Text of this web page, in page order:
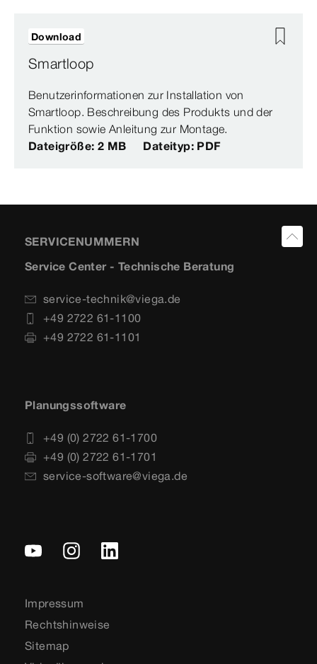
Smartloop
Benutzerinformationen zur Installation von
Smartloop. Beschreibung des Produkts und der
Funktion sowie Anleitung zur Montage.
Dateigröße: 2 MB
Dateityp: PDF
Download
SERVICENUMMERN
Service Center - Technische Beratung
service-technik@viega.de
+49 2722 61-1100
+49 2722 61-1101
Planungssoftware
+49 (0) 2722 61-1700
+49 (0) 2722 61-1701
service-software@viega.de
Impressum
Rechtshinweise
Sitemap